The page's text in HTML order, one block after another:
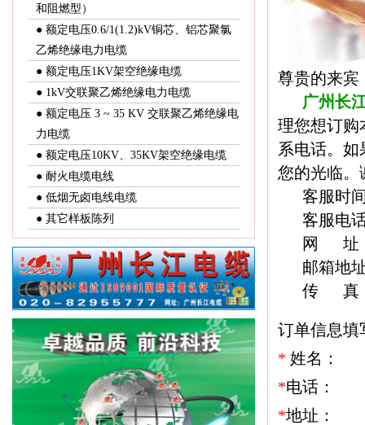
和阻燃型）
● 额定电压0.6/1(1.2)kV铜芯、铝芯聚氯
乙烯绝缘电力电缆
● 额定电压1KV架空绝缘电缆
● 1kV交联聚乙烯绝缘电力电缆
● 额定电压 3 ~ 35 KV 交联聚乙烯绝缘电
力电缆
● 额定电压10KV、35KV架空绝缘电缆
● 耐火电缆电线
● 低烟无卤电线电缆
● 其它样板陈列
尊贵的来宾
广州长
理您想订购
系电话。
您的光临。
客服时间
客服电话
网 址
邮箱地址
传 真：
订单信息填
* 姓名：
*电话：
*地址：